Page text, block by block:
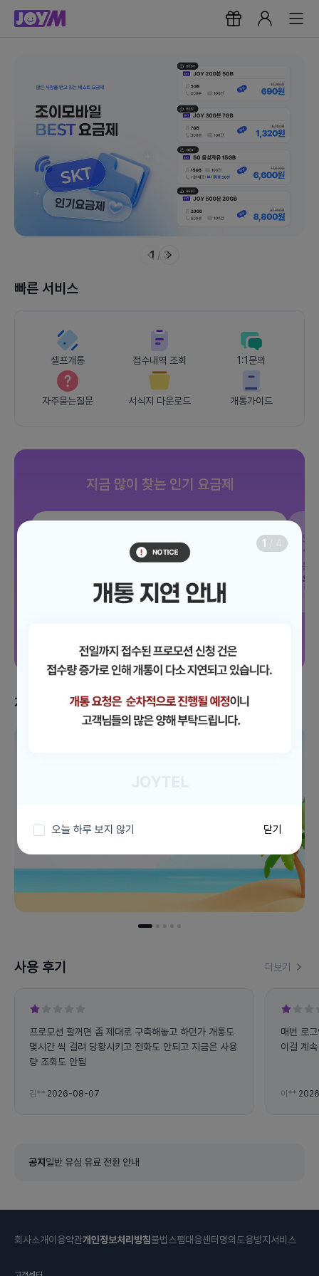
1 / 3
빠른 서비스
셀프개통 접수내역 조회 1:1문의
자주묻는질문 서식지 다운로드 개통가이드
지금 많이 찾는 인기 요금제
JOY 500분 30GB
문자 100건
월 12,100원/ 평생할인
통
사용 후기 더보기
프로모션 할꺼면 좀 제대로 구축해놓고 하던가 개통도
몇시간 씩 걸려 당황시키고 전화도 안되고 지금은 사용
량 조회도 안됨
김** 2026-08-07
매번 로
이걸 계
이**
지금 받을 수 있는 혜택 이벤트 더보기
공지 일반 유심 유료 전환 안내
회사소개이용약관개인정보처리방침불법스팸대응센터 명의도용방지서비스
오늘 하루 보지 않기 닫기
1